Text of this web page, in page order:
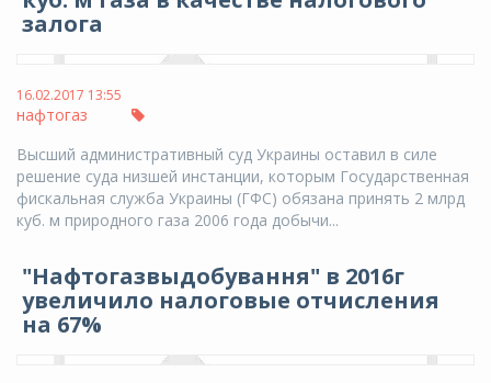
залога
16.02.2017 13:55
нафтогаз
Высший административный суд Украины оставил в силе
решение суда низшей инстанции, которым Государственная
фискальная служба Украины (ГФС) обязана принять 2 млрд
куб. м природного газа 2006 года добычи...
"Нафтогазвыдобування" в 2016г
увеличило налоговые отчисления
на 67%